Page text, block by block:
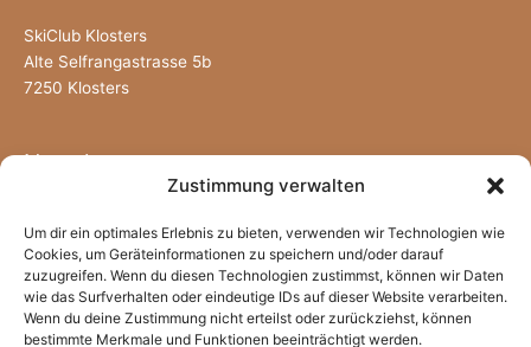
Zustimmung verwalten
Um dir ein optimales Erlebnis zu bieten, verwenden wir Technologien wie
Cookies, um Geräteinformationen zu speichern und/oder darauf
zuzugreifen. Wenn du diesen Technologien zustimmst, können wir Daten
wie das Surfverhalten oder eindeutige IDs auf dieser Website verarbeiten.
Wenn du deine Zustimmung nicht erteilst oder zurückziehst, können
bestimmte Merkmale und Funktionen beeinträchtigt werden.
SkiClub Klosters
Alte Selfrangastrasse 5b
7250 Klosters
Newsletter